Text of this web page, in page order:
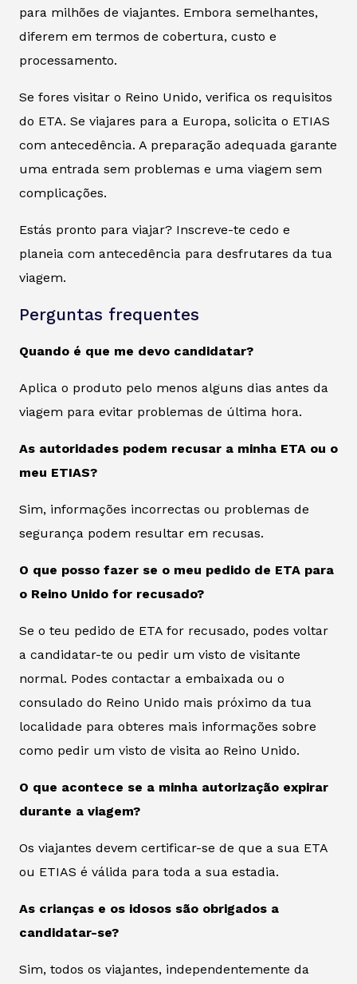
para milhões de viajantes. Embora semelhantes,
diferem em termos de cobertura, custo e
processamento.
Se fores visitar o Reino Unido, verifica os requisitos
do ETA. Se viajares para a Europa, solicita o ETIAS
com antecedência. A preparação adequada garante
uma entrada sem problemas e uma viagem sem
complicações.
Estás pronto para viajar? Inscreve-te cedo e
planeia com antecedência para desfrutares da tua
viagem.
Perguntas frequentes
Quando é que me devo candidatar?
Aplica o produto pelo menos alguns dias antes da
viagem para evitar problemas de última hora.
As autoridades podem recusar a minha ETA ou o
meu ETIAS?
Sim, informações incorrectas ou problemas de
segurança podem resultar em recusas.
O que posso fazer se o meu pedido de ETA para
o Reino Unido for recusado?
Se o teu pedido de ETA for recusado, podes voltar
a candidatar-te ou pedir um visto de visitante
normal. Podes contactar a embaixada ou o
consulado do Reino Unido mais próximo da tua
localidade para obteres mais informações sobre
como pedir um visto de visita ao Reino Unido.
O que acontece se a minha autorização expirar
durante a viagem?
Os viajantes devem certificar-se de que a sua ETA
ou ETIAS é válida para toda a sua estadia.
As crianças e os idosos são obrigados a
candidatar-se?
Sim, todos os viajantes, independentemente da